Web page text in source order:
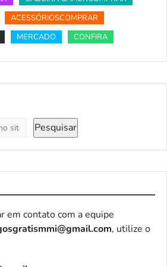
ACESSÓRIOSCOMPRAR
MERCADO CONFIRA
Pesquisar
em contato com a equipe
, utilize o